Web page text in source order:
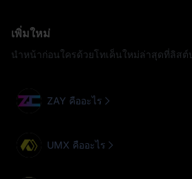
เพิ่มใหม่
นำหน้าก่อนใครด้วยโทเค็นใหม่ล่าสุดที่ลิสต์
ZAY คืออะไร
UMX คืออะไร